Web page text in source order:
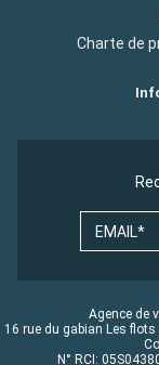
Charte de
EMAIL*
Agence de
16 rue du gabian Les
N° RCI: